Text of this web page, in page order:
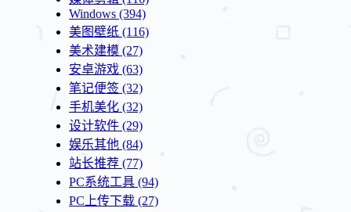
Windows (394)
美图壁纸 (116)
美术建模 (27)
安卓游戏 (63)
笔记便签 (32)
手机美化 (32)
设计软件 (29)
娱乐其他 (84)
站长推荐 (77)
PC系统工具 (94)
PC上传下载 (27)